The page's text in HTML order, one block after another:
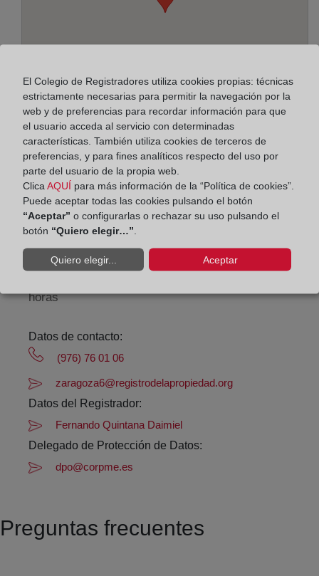
Dirección:
Plaza de Mariano Arregui, 8 - 5º izq., 50005
Horario:
Agosto: De lunes a viernes de 09:00 a 14:00 horas
horas
Datos de contacto:
(976) 76 01 06
zaragoza6@registrodelapropiedad.org
Datos del Registrador:
Fernando Quintana Daimiel
Delegado de Protección de Datos:
dpo@corpme.es
Preguntas frecuentes
El Colegio de Registradores utiliza cookies propias: técnicas
estrictamente necesarias para permitir la navegación por la
web y de preferencias para recordar información para que
el usuario acceda al servicio con determinadas
características. También utiliza cookies de terceros de
preferencias, y para fines analíticos respecto del uso por
parte del usuario de la propia web.
Clica AQUÍ para más información de la “Política de cookies”.
Puede aceptar todas las cookies pulsando el botón
“Aceptar” o configurarlas o rechazar su uso pulsando el
botón “Quiero elegir…”
Quiero elegir... Aceptar